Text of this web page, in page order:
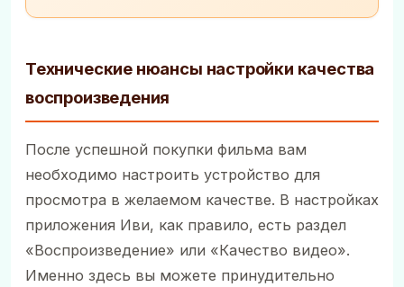
Технические нюансы настройки качества
воспроизведения
После успешной покупки фильма вам
необходимо настроить устройство для
просмотра в желаемом качестве. В настройках
приложения Иви, как правило, есть раздел
«Воспроизведение» или «Качество видео».
Именно здесь вы можете принудительно